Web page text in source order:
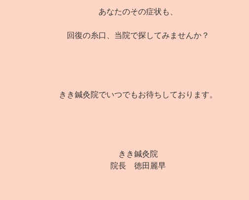
あなたのその症状も、
回復の糸口、当院で探してみませんか？
きき鍼灸院でいつでもお待ちしております。
きき鍼灸院
院長 徳田麗早